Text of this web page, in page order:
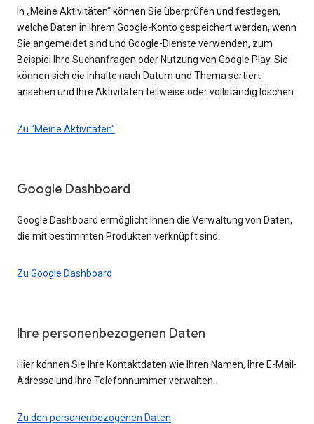
In „Meine Aktivitäten“ können Sie überprüfen und festlegen,
welche Daten in Ihrem Google-Konto gespeichert werden, wenn
Sie angemeldet sind und Google-Dienste verwenden, zum
Beispiel Ihre Suchanfragen oder Nutzung von Google Play. Sie
können sich die Inhalte nach Datum und Thema sortiert
ansehen und Ihre Aktivitäten teilweise oder vollständig löschen.
Zu "Meine Aktivitäten"
Google Dashboard
Google Dashboard ermöglicht Ihnen die Verwaltung von Daten,
die mit bestimmten Produkten verknüpft sind.
Zu Google Dashboard
Ihre personenbezogenen Daten
Hier können Sie Ihre Kontaktdaten wie Ihren Namen, Ihre E-Mail-
Adresse und Ihre Telefonnummer verwalten.
Zu den personenbezogenen Daten